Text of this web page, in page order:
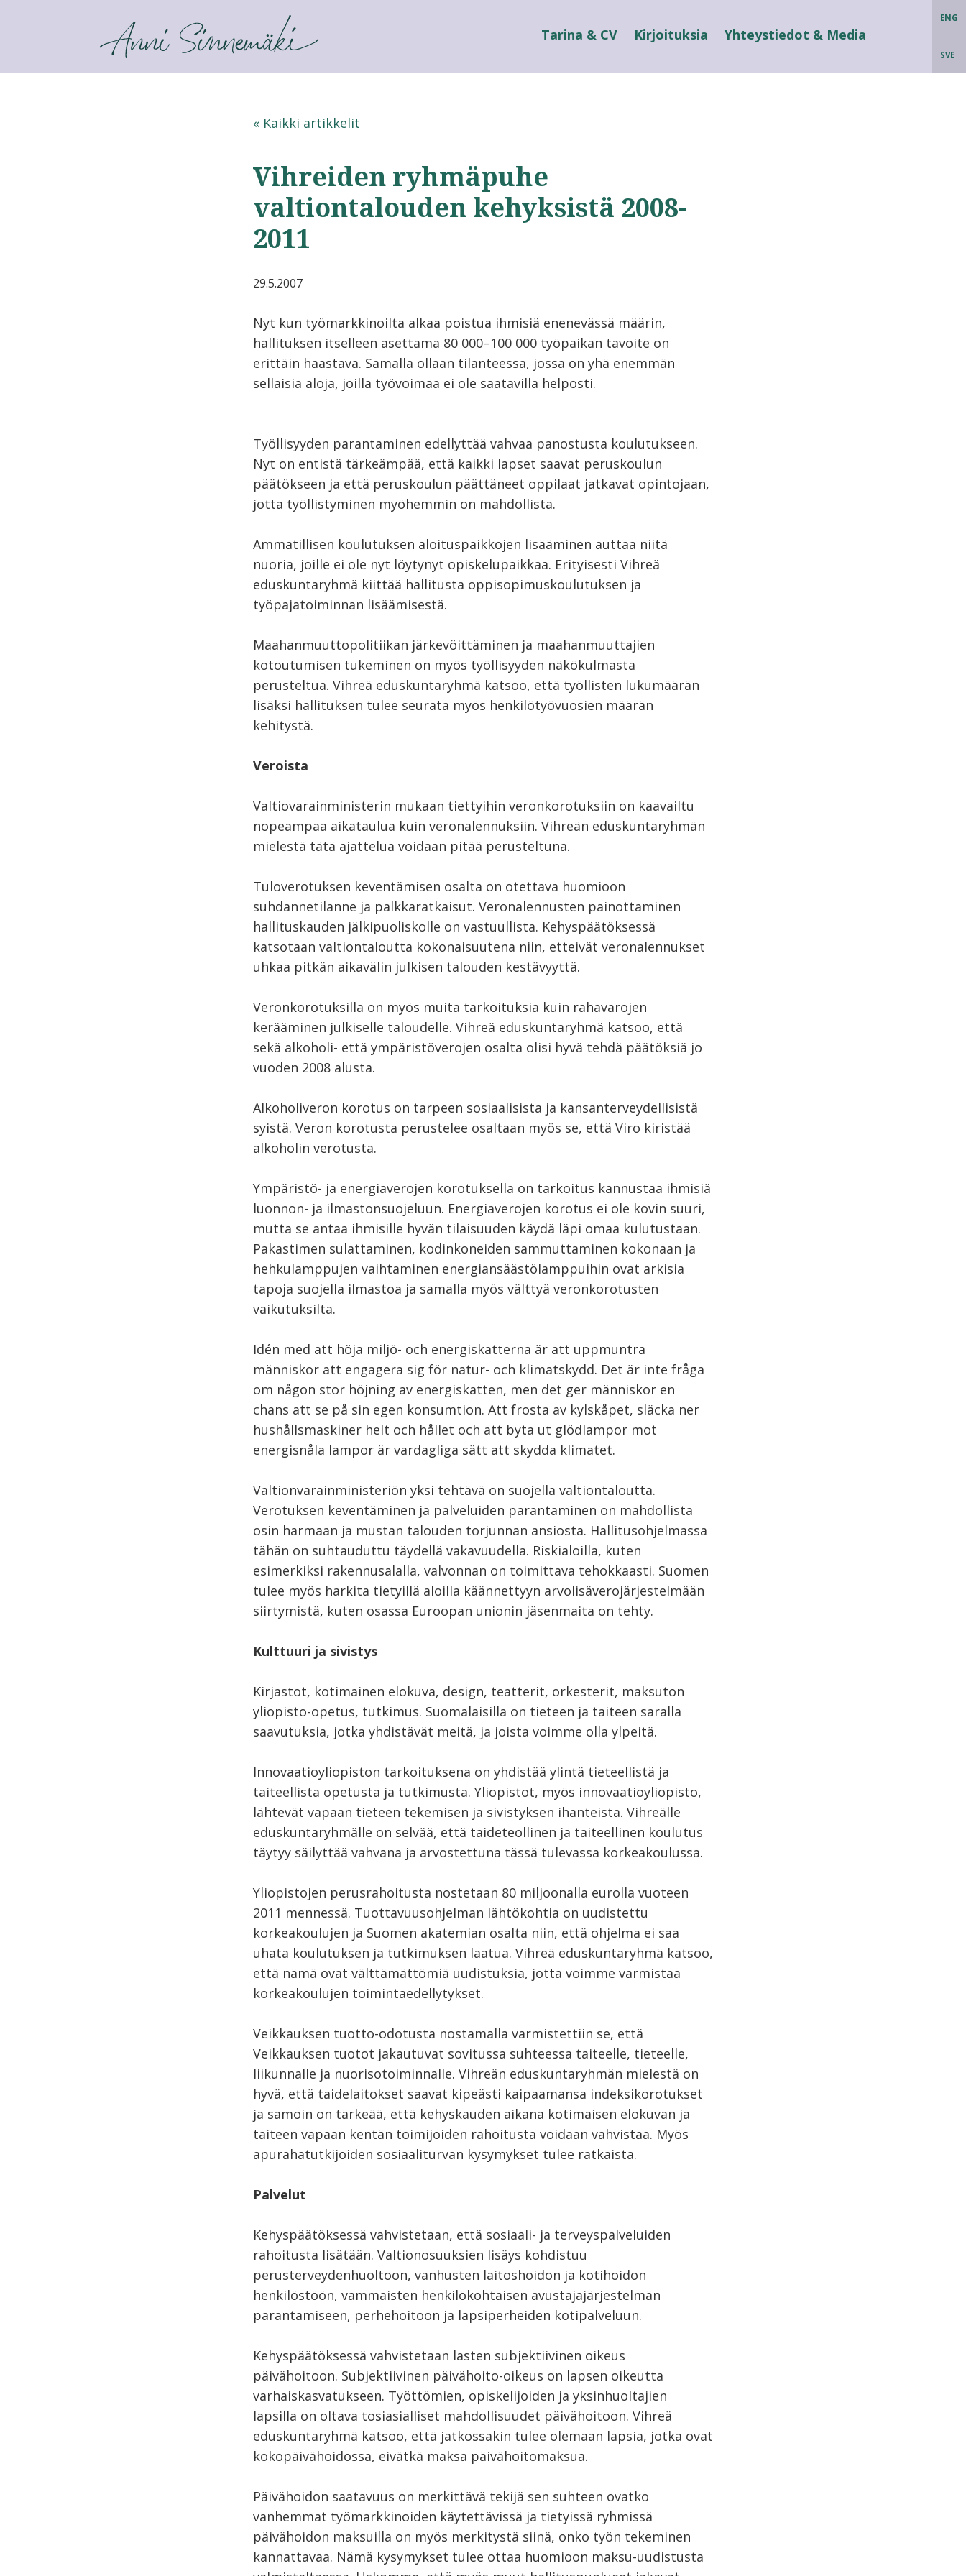
ANNI SINNEMÄKI ENG
SVE
Tarina & CV Kirjoituksia Yhteystiedot & Media
« Kaikki artikkelit
Vihreiden ryhmäpuhe
valtiontalouden kehyksistä 2008-
2011
29.5.2007
Nyt kun työmarkkinoilta alkaa poistua ihmisiä enenevässä määrin,
hallituksen itselleen asettama 80 000–100 000 työpaikan tavoite on
erittäin haastava. Samalla ollaan tilanteessa, jossa on yhä enemmän
sellaisia aloja, joilla työvoimaa ei ole saatavilla helposti.
Työllisyyden parantaminen edellyttää vahvaa panostusta koulutukseen.
Nyt on entistä tärkeämpää, että kaikki lapset saavat peruskoulun
päätökseen ja että peruskoulun päättäneet oppilaat jatkavat opintojaan,
jotta työllistyminen myöhemmin on mahdollista.
Ammatillisen koulutuksen aloituspaikkojen lisääminen auttaa niitä
nuoria, joille ei ole nyt löytynyt opiskelupaikkaa. Erityisesti Vihreä
eduskuntaryhmä kiittää hallitusta oppisopimuskoulutuksen ja
työpajatoiminnan lisäämisestä.
Maahanmuuttopolitiikan järkevöittäminen ja maahanmuuttajien
kotoutumisen tukeminen on myös työllisyyden näkökulmasta
perusteltua. Vihreä eduskuntaryhmä katsoo, että työllisten lukumäärän
lisäksi hallituksen tulee seurata myös henkilötyövuosien määrän
kehitystä.
Veroista
Valtiovarainministerin mukaan tiettyihin veronkorotuksiin on kaavailtu
nopeampaa aikataulua kuin veronalennuksiin. Vihreän eduskuntaryhmän
mielestä tätä ajattelua voidaan pitää perusteltuna.
Tuloverotuksen keventämisen osalta on otettava huomioon
suhdannetilanne ja palkkaratkaisut. Veronalennusten painottaminen
hallituskauden jälkipuoliskolle on vastuullista. Kehyspäätöksessä
katsotaan valtiontaloutta kokonaisuutena niin, etteivät veronalennukset
uhkaa pitkän aikavälin julkisen talouden kestävyyttä.
Veronkorotuksilla on myös muita tarkoituksia kuin rahavarojen
kerääminen julkiselle taloudelle. Vihreä eduskuntaryhmä katsoo, että
sekä alkoholi- että ympäristöverojen osalta olisi hyvä tehdä päätöksiä jo
vuoden 2008 alusta.
Alkoholiveron korotus on tarpeen sosiaalisista ja kansanterveydellisistä
syistä. Veron korotusta perustelee osaltaan myös se, että Viro kiristää
alkoholin verotusta.
Ympäristö- ja energiaverojen korotuksella on tarkoitus kannustaa ihmisiä
luonnon- ja ilmastonsuojeluun. Energiaverojen korotus ei ole kovin suuri,
mutta se antaa ihmisille hyvän tilaisuuden käydä läpi omaa kulutustaan.
Pakastimen sulattaminen, kodinkoneiden sammuttaminen kokonaan ja
hehkulamppujen vaihtaminen energiansäästölamppuihin ovat arkisia
tapoja suojella ilmastoa ja samalla myös välttyä veronkorotusten
vaikutuksilta.
Idén med att höja miljö- och energiskatterna är att uppmuntra
människor att engagera sig för natur- och klimatskydd. Det är inte fråga
om någon stor höjning av energiskatten, men det ger människor en
chans att se på sin egen konsumtion. Att frosta av kylskåpet, släcka ner
hushållsmaskiner helt och hållet och att byta ut glödlampor mot
energisnåla lampor är vardagliga sätt att skydda klimatet.
Valtionvarainministeriön yksi tehtävä on suojella valtiontaloutta.
Verotuksen keventäminen ja palveluiden parantaminen on mahdollista
osin harmaan ja mustan talouden torjunnan ansiosta. Hallitusohjelmassa
tähän on suhtauduttu täydellä vakavuudella. Riskialoilla, kuten
esimerkiksi rakennusalalla, valvonnan on toimittava tehokkaasti. Suomen
tulee myös harkita tietyillä aloilla käännettyyn arvolisäverojärjestelmään
siirtymistä, kuten osassa Euroopan unionin jäsenmaita on tehty.
Kulttuuri ja sivistys
Kirjastot, kotimainen elokuva, design, teatterit, orkesterit, maksuton
yliopisto-opetus, tutkimus. Suomalaisilla on tieteen ja taiteen saralla
saavutuksia, jotka yhdistävät meitä, ja joista voimme olla ylpeitä.
Innovaatioyliopiston tarkoituksena on yhdistää ylintä tieteellistä ja
taiteellista opetusta ja tutkimusta. Yliopistot, myös innovaatioyliopisto,
lähtevät vapaan tieteen tekemisen ja sivistyksen ihanteista. Vihreälle
eduskuntaryhmälle on selvää, että taideteollinen ja taiteellinen koulutus
täytyy säilyttää vahvana ja arvostettuna tässä tulevassa korkeakoulussa.
Yliopistojen perusrahoitusta nostetaan 80 miljoonalla eurolla vuoteen
2011 mennessä. Tuottavuusohjelman lähtökohtia on uudistettu
korkeakoulujen ja Suomen akatemian osalta niin, että ohjelma ei saa
uhata koulutuksen ja tutkimuksen laatua. Vihreä eduskuntaryhmä katsoo,
että nämä ovat välttämättömiä uudistuksia, jotta voimme varmistaa
korkeakoulujen toimintaedellytykset.
Veikkauksen tuotto-odotusta nostamalla varmistettiin se, että
Veikkauksen tuotot jakautuvat sovitussa suhteessa taiteelle, tieteelle,
liikunnalle ja nuorisotoiminnalle. Vihreän eduskuntaryhmän mielestä on
hyvä, että taidelaitokset saavat kipeästi kaipaamansa indeksikorotukset
ja samoin on tärkeää, että kehyskauden aikana kotimaisen elokuvan ja
taiteen vapaan kentän toimijoiden rahoitusta voidaan vahvistaa. Myös
apurahatutkijoiden sosiaaliturvan kysymykset tulee ratkaista.
Palvelut
Kehyspäätöksessä vahvistetaan, että sosiaali- ja terveyspalveluiden
rahoitusta lisätään. Valtionosuuksien lisäys kohdistuu
perusterveydenhuoltoon, vanhusten laitoshoidon ja kotihoidon
henkilöstöön, vammaisten henkilökohtaisen avustajajärjestelmän
parantamiseen, perhehoitoon ja lapsiperheiden kotipalveluun.
Kehyspäätöksessä vahvistetaan lasten subjektiivinen oikeus
päivähoitoon. Subjektiivinen päivähoito-oikeus on lapsen oikeutta
varhaiskasvatukseen. Työttömien, opiskelijoiden ja yksinhuoltajien
lapsilla on oltava tosiasialliset mahdollisuudet päivähoitoon. Vihreä
eduskuntaryhmä katsoo, että jatkossakin tulee olemaan lapsia, jotka ovat
kokopäivähoidossa, eivätkä maksa päivähoitomaksua.
Päivähoidon saatavuus on merkittävä tekijä sen suhteen ovatko
vanhemmat työmarkkinoiden käytettävissä ja tietyissä ryhmissä
päivähoidon maksuilla on myös merkitystä siinä, onko työn tekeminen
kannattavaa. Nämä kysymykset tulee ottaa huomioon maksu-uudistusta